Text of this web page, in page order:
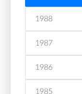
1988
1987
1986
1985